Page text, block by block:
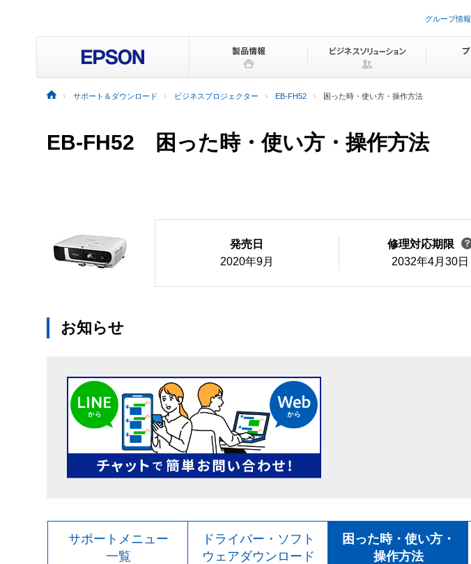
ビ
ョ
ン
を
ッ
プ
グループ情報
サポート＆ダウンロード ビジネスプロジェクター EB-FH52 困った時・使い方・操作方法
EB-FH52 困った時・使い方・操作方法
発売日
2020年9月
修理対応期限
2032年4月30日
お知らせ
サポートメニュー
一覧
ドライバー・ソフト
ウェアダウンロード
困った時・使い方・
操作方法